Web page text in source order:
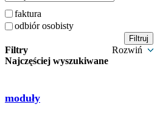
faktura
odbiór osobisty
Filtry
Rozwiń
Najczęściej wyszukiwane
moduły